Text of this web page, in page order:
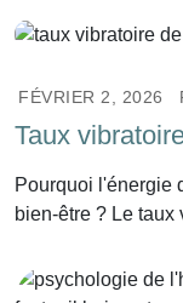
FÉVRIER 2, 2026
Taux
Pourquoi l'énergie
bien-être ? Le